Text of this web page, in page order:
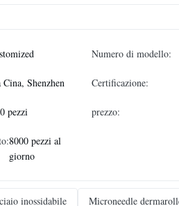
Numero di modello:
Cina, Shenzhen Certificazione:
pezzi prezzo:
8000 pezzi al
giorno
inossidabile
Microneedle